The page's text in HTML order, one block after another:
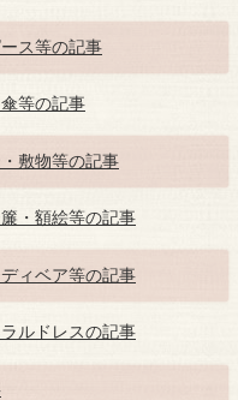
ス等の記事
等の記事
敷物等の記事
・額絵等の記事
ィベア等の記事
ルドレスの記事